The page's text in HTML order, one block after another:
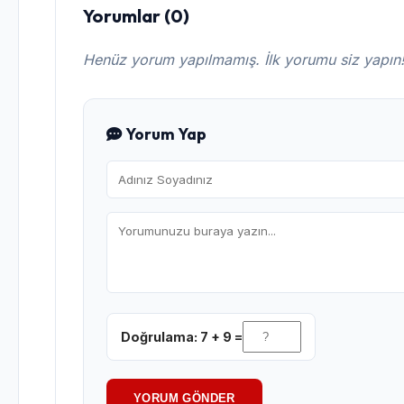
Yorumlar (0)
Henüz yorum yapılmamış. İlk yorumu siz yapın!
Yorum Yap
Doğrulama: 7 + 9 =
YORUM GÖNDER